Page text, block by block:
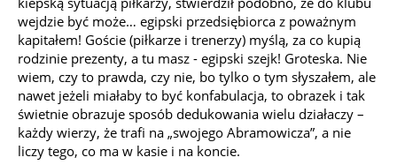
wejdzie być może… egipski przedsiębiorca z poważnym
kapitałem! Goście (piłkarze i trenerzy) myślą, za co kupią
rodzinie prezenty, a tu masz - egipski szejk! Groteska. Nie
wiem, czy to prawda, czy nie, bo tylko o tym słyszałem, ale
nawet jeżeli miałaby to być konfabulacja, to obrazek i tak
świetnie obrazuje sposób dedukowania wielu działaczy –
każdy wierzy, że trafi na „swojego Abramowicza”, a nie
liczy tego, co ma w kasie i na koncie.